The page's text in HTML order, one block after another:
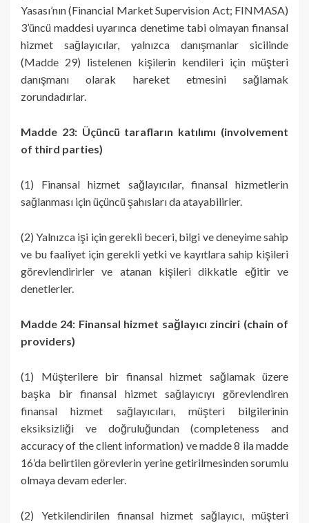
Yasası’nın (Financial Market Supervision Act; FINMASA)
3’üncü maddesi uyarınca denetime tabi olmayan finansal
hizmet sağlayıcılar, yalnızca danışmanlar sicilinde
(Madde 29) listelenen kişilerin kendileri için müşteri
danışmanı olarak hareket etmesini sağlamak
zorundadırlar.
Madde 23: Üçüncü tarafların katılımı (involvement
of third parties)
(1) Finansal hizmet sağlayıcılar, finansal hizmetlerin
sağlanması için üçüncü şahısları da atayabilirler.
(2) Yalnızca işi için gerekli beceri, bilgi ve deneyime sahip
ve bu faaliyet için gerekli yetki ve kayıtlara sahip kişileri
görevlendirirler ve atanan kişileri dikkatle eğitir ve
denetlerler.
Madde 24: Finansal hizmet sağlayıcı zinciri (chain of
providers)
(1) Müşterilere bir finansal hizmet sağlamak üzere
başka bir finansal hizmet sağlayıcıyı görevlendiren
finansal hizmet sağlayıcıları, müşteri bilgilerinin
eksiksizliği ve doğruluğundan (completeness and
accuracy of the client information) ve madde 8 ila madde
16’da belirtilen görevlerin yerine getirilmesinden sorumlu
olmaya devam ederler.
(2) Yetkilendirilen finansal hizmet sağlayıcı, müşteri